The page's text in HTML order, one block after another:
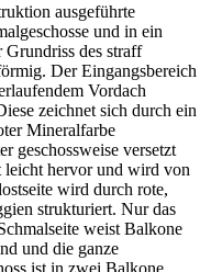
ausgeführte
und in ein
Grundriss des straff
Der Eingangsbereich
Vordach
zeichnet sich durch ein
Mineralfarbe
geschossweise versetzt
leicht hervor und wird von
wird durch rote,
strukturiert. Nur das
weist Balkone
und die ganze
ist in zwei Balkone